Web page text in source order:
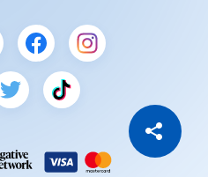
Copiază Link